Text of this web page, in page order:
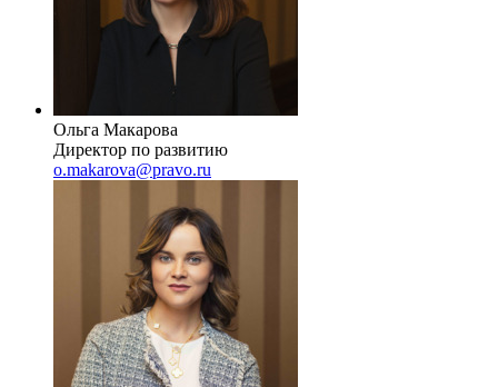
Ольга Макарова
Директор по развитию
o.makarova@pravo.ru